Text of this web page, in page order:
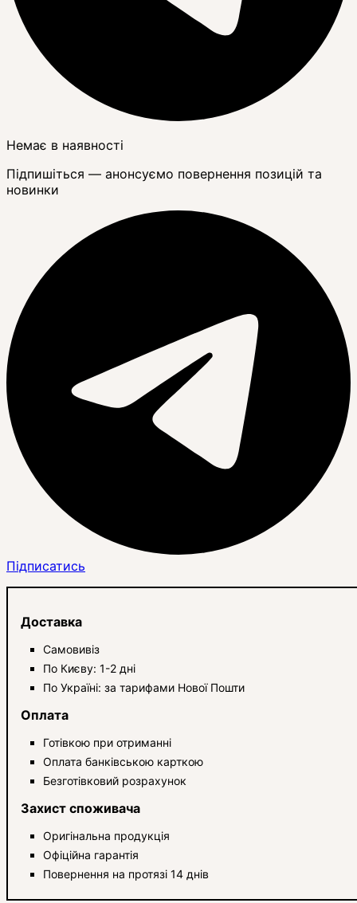
Немає в наявності
Підпишіться — анонсуємо повернення позицій та
новинки
Підписатись
Доставка
Самовивіз
По Києву: 1-2 дні
По Україні: за тарифами Нової Пошти
Оплата
Готівкою при отриманні
Оплата банківською карткою
Безготівковий розрахунок
Захист споживача
Оригінальна продукція
Офіційна гарантія
Повернення на протязі 14 днів